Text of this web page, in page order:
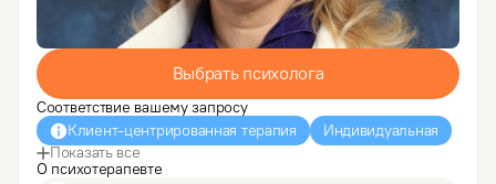
Выбрать психолога
Соответствие вашему запросу
Клиент-центрированная терапия
Индивидуальная
Показать все
О психотерапевте